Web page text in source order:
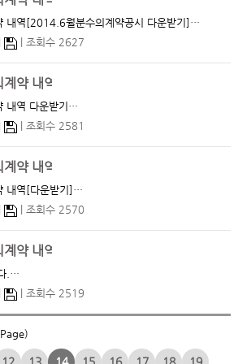
내역[2014.6월분수의계약공시 다운받기]…
조회수 2627
약 내역
2014년도 5월 수의계약 내역 다운받기…
조회수 2581
약 내역
내역[다운받기]…
조회수 2570
약 내역
.…
조회수 2519